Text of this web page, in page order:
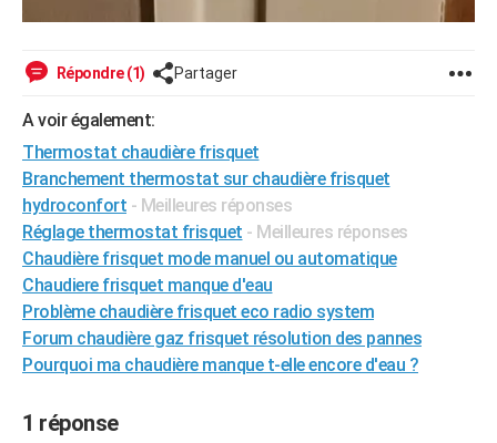
Répondre (1) Partager
A voir également:
Thermostat chaudière frisquet
Branchement thermostat sur chaudière frisquet
hydroconfort - Meilleures réponses
Réglage thermostat frisquet - Meilleures réponses
Chaudière frisquet mode manuel ou automatique
Chaudiere frisquet manque d'eau
Problème chaudière frisquet eco radio system
Forum chaudière gaz frisquet résolution des pannes
Pourquoi ma chaudière manque t-elle encore d'eau ?
1 réponse